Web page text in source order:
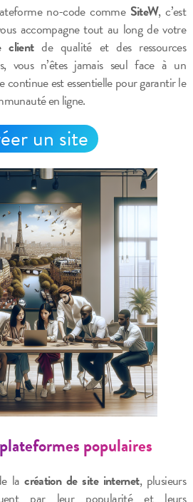
no-code comme SiteW, c’est
accompagne tout au long de votre
clientde qualité et des ressources
vous n’êtes jamais seul face à un
continue est essentielle pour garantir le
en ligne.
un site
populaires
lacréation de site internet, plusieurs
par leur popularité et leurs